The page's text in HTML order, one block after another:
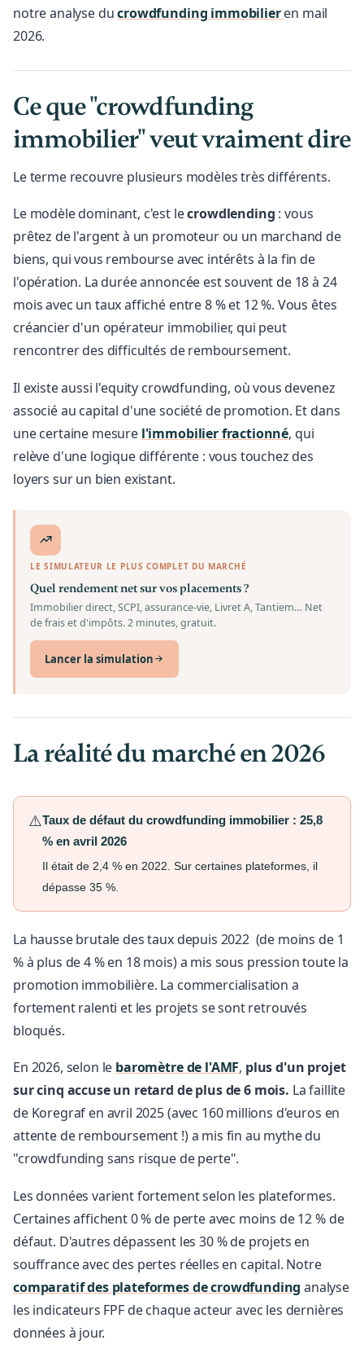
notre analyse ducrowdfunding immobilieren mail
2026.
Ce que "crowdfunding
immobilier" veut vraiment dire
Le terme recouvre plusieurs modèles très différents.
Le modèle dominant, c'est lecrowdlending : vous
prêtez de l'argent à un promoteur ou un marchand de
biens, qui vous rembourse avec intérêts à la fin de
l'opération. La durée annoncée est souvent de 18 à 24
mois avec un taux affiché entre 8 % et 12 %. Vous êtes
créancier d'un opérateur immobilier, qui peut
rencontrer des difficultés de remboursement.
Il existe aussi l'equity crowdfunding, où vous devenez
associé au capital d'une société de promotion. Et dans
une certaine mesure l'immobilier fractionné, qui
relève d'une logique différente : vous touchez des
loyers sur un bien existant.
LE SIMULATEUR LE PLUS COMPLET DU MARCHÉ
Quel rendement net sur vos placements ?
Immobilier direct, SCPI, assurance-vie, Livret A, Tantiem… Net
de frais et d'impôts. 2 minutes, gratuit.
Lancer la simulation
La réalité du marché en 2026
⚠️Taux de défaut du crowdfunding immobilier : 25,8
% en avril 2026
Il était de 2,4 % en 2022. Sur certaines plateformes, il
dépasse 35 %.
La hausse brutale des taux depuis 2022 (de moins de 1
% à plus de 4 % en 18 mois) a mis sous pression toute la
promotion immobilière. La commercialisation a
fortement ralenti et les projets se sont retrouvés
bloqués.
En 2026, selon le baromètre de l'AMF, plus d'un projet
sur cinq accuse un retard de plus de 6 mois. La faillite
de Koregraf en avril 2025 (avec 160 millions d'euros en
attente de remboursement !) a mis fin au mythe du
"crowdfunding sans risque de perte".
Les données varient fortement selon les plateformes.
Certaines affichent 0 % de perte avec moins de 12 % de
défaut. D'autres dépassent les 30 % de projets en
souffrance avec des pertes réelles en capital. Notre
comparatif des plateformes de crowdfunding analyse
les indicateurs FPF de chaque acteur avec les dernières
données à jour.